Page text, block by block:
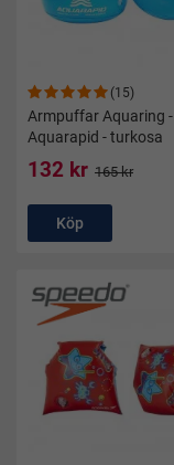
(15)
Armpuffar Aquaring -
Aquarapid - turkosa
132 kr 165 kr
Köp